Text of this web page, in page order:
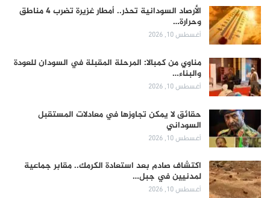
الأرصاد السودانية تحذر.. أمطار غزيرة تضرب 4 مناطق
وحرارة…
أغسطس 10, 2026
مناوي من كمبالا: المرحلة المقبلة في السودان للعودة
والبناء…
أغسطس 10, 2026
حقائق لا يمكن تجاوزها في معادلات المستقبل
السوداني
أغسطس 10, 2026
اكتشاف صادم بعد استعادة الكرمك.. مقابر جماعية
لمدنيين في جبل…
أغسطس 10, 2026